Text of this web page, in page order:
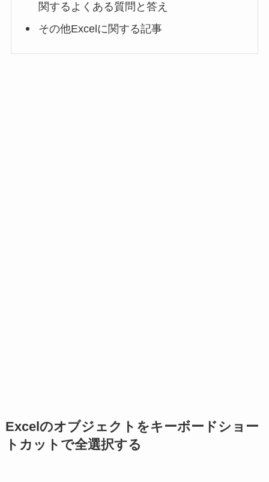
関するよくある質問と答え
その他Excelに関する記事
Excelのオブジェクトをキーボードショー
トカットで全選択する